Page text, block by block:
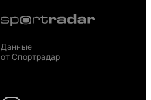
Данные
от Спортрадар